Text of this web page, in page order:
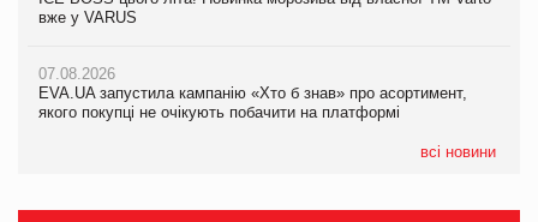
вже у VARUS
07.08.2026
EVA.UA запустила кампанію «Хто б знав» про асортимент,
якого покупці не очікують побачити на платформі
всі новини
вже у VARUS
07.08.2026
EVA.UA запустила кампанію «Хто б знав» про асортимент,
якого покупці не очікують побачити на платформі